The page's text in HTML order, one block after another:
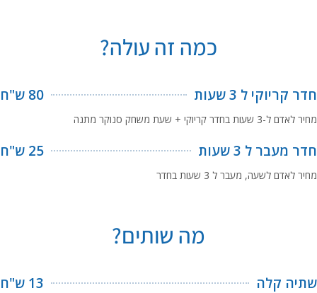
כמה זה עולה?
חדר קריוקי ל 3 שעות 80 ש"ח
מחיר לאדם ל-3 שעות בחדר קריוקי + שעת משחק סנוקר מתנה
חדר מעבר ל 3 שעות 25 ש"ח
מחיר לאדם לשעה, מעבר ל 3 שעות בחדר
מה שותים?
שתיה קלה 13 ש"ח